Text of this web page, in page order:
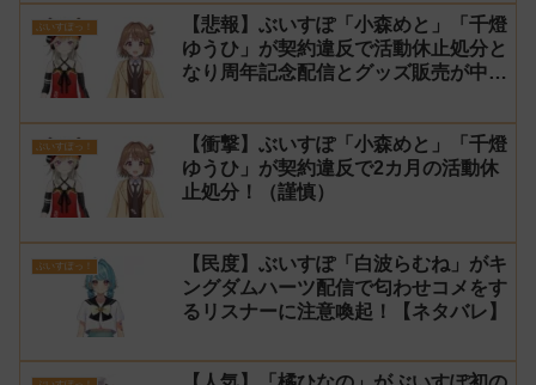
ぶいすぽっ！
【悲報】ぶいすぽ「小森めと」「千燈
ゆうひ」が契約違反で活動休止処分と
なり周年記念配信とグッズ販売が中
ぶいすぽっ！
【衝撃】ぶいすぽ「小森めと」「千燈
ゆうひ」が契約違反で2カ月の活動休
止処分！（謹慎）
ぶいすぽっ！
【民度】ぶいすぽ「白波らむね」がキ
ングダムハーツ配信で匂わせコメをす
るリスナーに注意喚起！【ネタバレ】